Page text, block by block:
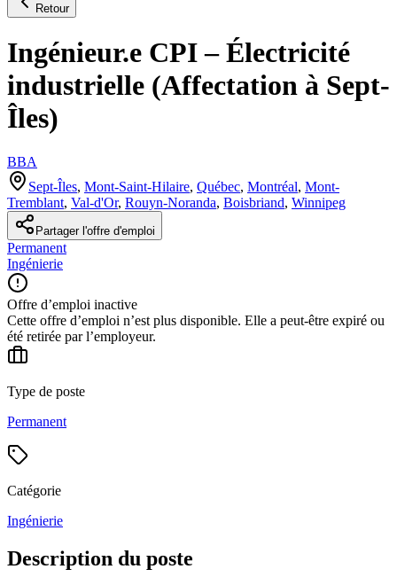
Retour
Ingénieur.e CPI – Électricité
industrielle (Affectation à Sept-
Îles)
BBA
Sept-Îles, Mont-Saint-Hilaire, Québec, Montréal, Mont-
Tremblant, Val-d'Or, Rouyn-Noranda, Boisbriand, Winnipeg
Partager l'offre d'emploi
Permanent
Ingénierie
Offre d’emploi inactive
Cette offre d’emploi n’est plus disponible. Elle a peut-être expiré ou
été retirée par l’employeur.
Type de poste
Permanent
Catégorie
Ingénierie
Description du poste